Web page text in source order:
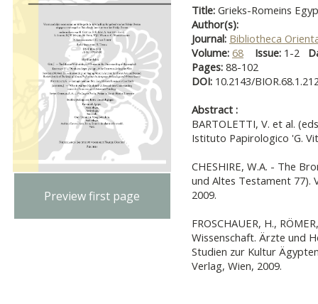
Preview first page
Title: Grieks-Romeins
Author(s):
Journal: Bibliotheca
Volume: 68 Issue: 1-2
Pages: 88-102
DOI: 10.2143/
Abstract :
BARTOLETTI, V. et al.
Istituto Papirologico 'G.
CHESHIRE, W.A. - The
und Altes Testament 77).
2009.
FROSCHAUER, H.,
Wissenschaft. Ärzte und
Studien zur Kultur
Verlag, Wien, 2009.